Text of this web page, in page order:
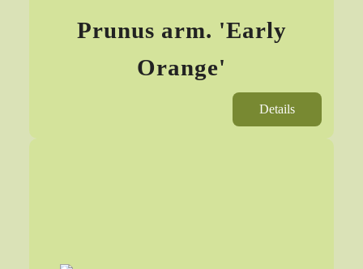
Prunus arm. 'Early
Orange'
Details